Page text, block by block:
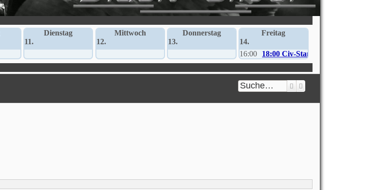
Dienstag
11.
Mittwoch
12.
Donnerstag
13.
Freitag
14.
16:00
18:00 Civ-Stammtisch
Suche